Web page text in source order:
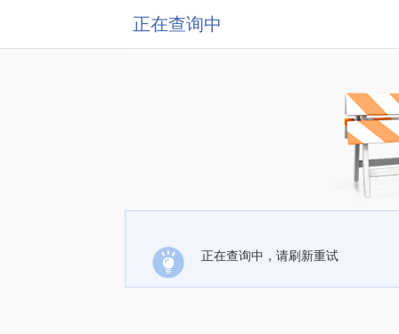
正在查询中
正在查询中，请刷新重试